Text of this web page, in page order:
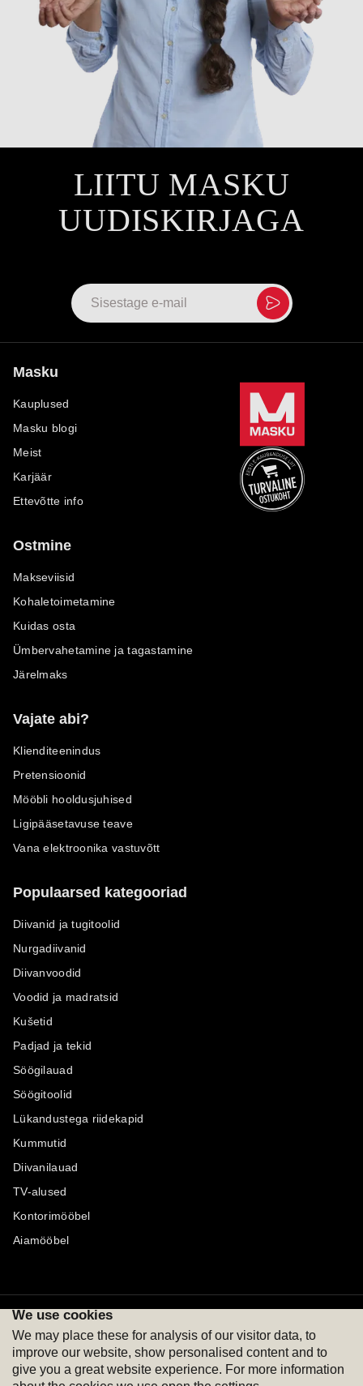
LIITU MASKU
UUDISKIRJAGA
Masku
Kauplused
Masku blogi
Meist
Karjäär
Ettevõtte info
Ostmine
Makseviisid
Kohaletoimetamine
Kuidas osta
Ümbervahetamine ja tagastamine
Järelmaks
Vajate abi?
Klienditeenindus
Pretensioonid
Mööbli hooldusjuhised
Ligipääsetavuse teave
Vana elektroonika vastuvõtt
Populaarsed kategooriad
Diivanid ja tugitoolid
Nurgadiivanid
Diivanvoodid
Voodid ja madratsid
Kušetid
Padjad ja tekid
Söögilauad
Söögitoolid
Lükandustega riidekapid
Kummutid
Diivanilauad
TV-alused
Kontorimööbel
Aiamööbel
Maksevõimalused
We use cookies
We may place these for analysis of our visitor data, to
improve our website, show personalised content and to
give you a great website experience. For more information